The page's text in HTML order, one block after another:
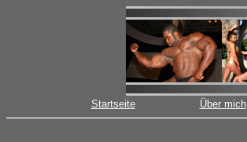
Startseite Über mich